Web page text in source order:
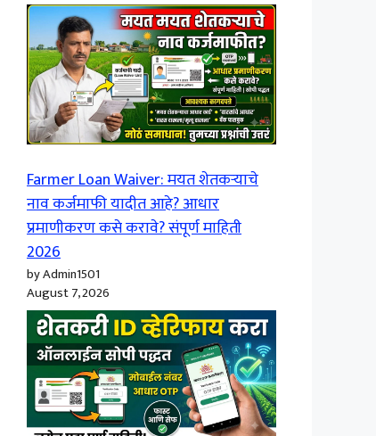
Farmer Loan Waiver: मयत शेतकऱ्याचे
नाव कर्जमाफी यादीत आहे? आधार
प्रमाणीकरण कसे करावे? संपूर्ण माहिती
2026
by Admin1501
August 7, 2026